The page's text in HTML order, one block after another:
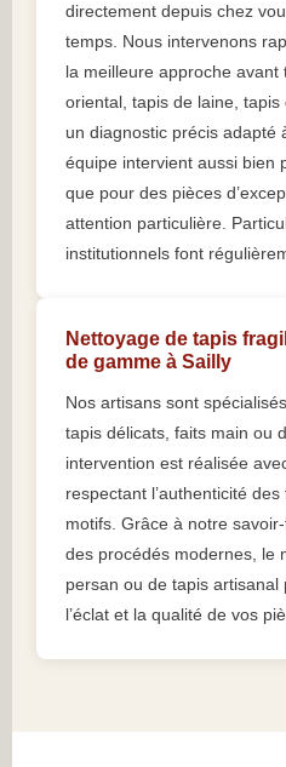
directement depuis chez
temps. Nous intervenons
la meilleure approche avant
oriental, tapis de laine,
un diagnostic précis adapté
équipe intervient aussi bien
que pour des pièces
attention particulière.
institutionnels font
Nettoyage de tapis
de gamme à Sailly
Nos artisans sont
tapis délicats, faits main ou
intervention est réalisée
respectant l’authenticité
motifs. Grâce à notre
des procédés modernes, le
persan ou de tapis
l’éclat et la qualité de vos